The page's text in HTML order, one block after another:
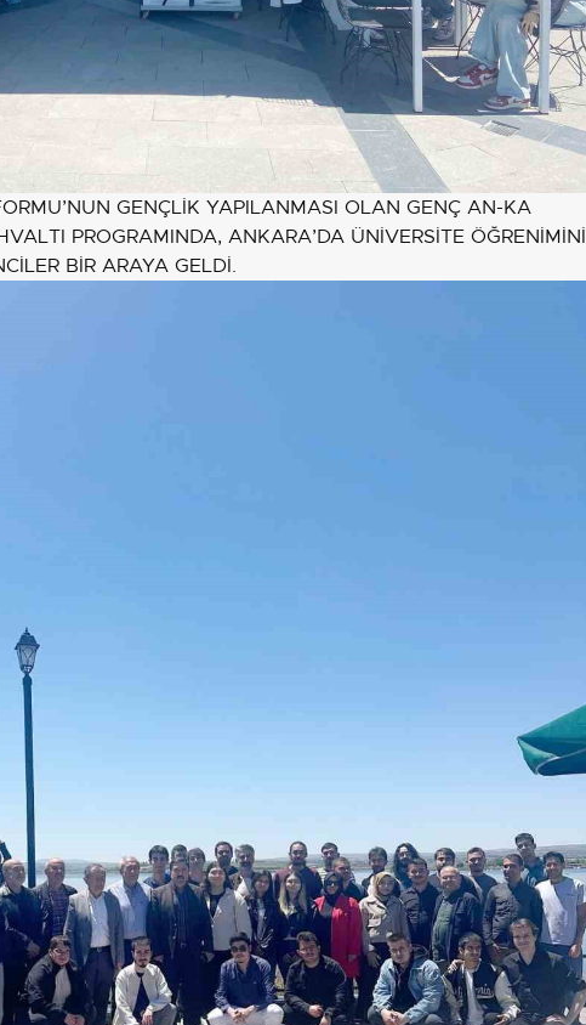
GENÇLİK YAPILANMASI OLAN GENÇ AN-KA
PROGRAMINDA, ANKARA’DA ÜNİVERSİTE ÖĞRENİMİNİ
BİR ARAYA GELDİ.